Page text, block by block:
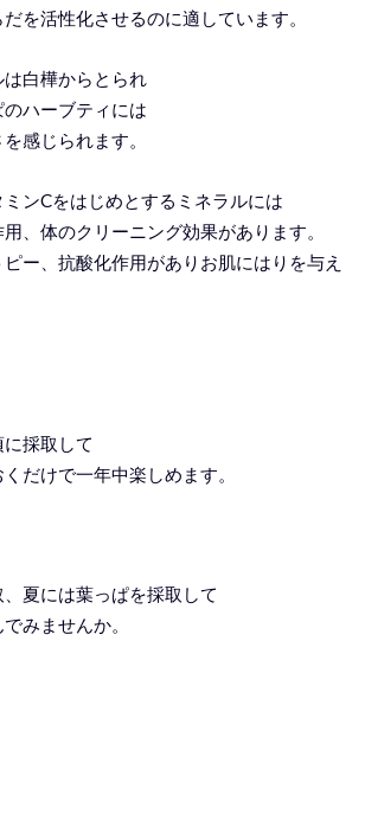
を活性化させるのに適しています。
白樺からとられ
ハーブティには
感じられます。
ンCをはじめとするミネラルには
、体のクリーニング効果があります。
ー、抗酸化作用がありお肌にはりを与え
採取して
だけで一年中楽しめます。
夏には葉っぱを採取して
みませんか。